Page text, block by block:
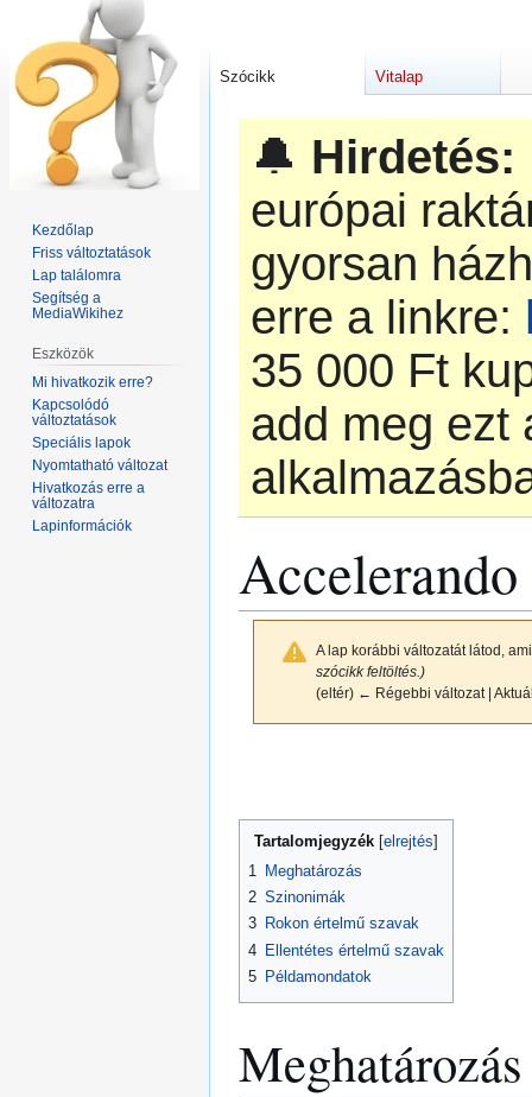
🔔 Hirdetés:
európai
gyorsan
erre a linkre:
‎35 000 Ft
add meg ezt
Accelerando
A lap korábbi változatát látod,
szócikk feltöltés.)
(eltér) ← Régebbi változat |
Tartalomjegyzék
1
Meghatározás
2 Szinonimák
3 Rokon értelmű szavak
4 Ellentétes értelmű szavak
5 Példamondatok
Meghatározás
Szócikk Vitalap
Kezdőlap
Friss változtatások
Lap találomra
Segítség a
MediaWikihez
Eszközök
Mi hivatkozik erre?
Kapcsolódó
változtatások
Speciális lapok
Nyomtatható változat
Hivatkozás erre a
változatra
Lapinformációk